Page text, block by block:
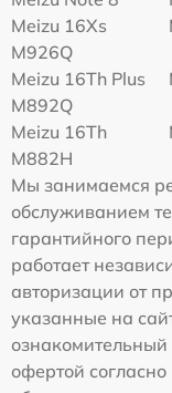
Meizu 16Xs
M926Q
Meizu 16Th Plus
M892Q
Meizu 16Th
M882H
Мы занимаемся
обслуживанием
гарантийного
работает
авторизации от
указанные на
офертой